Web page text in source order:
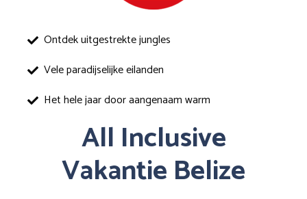
Ontdek uitgestrekte jungles
Vele paradijselijke eilanden
Het hele jaar door aangenaam warm
All Inclusive
Vakantie Belize